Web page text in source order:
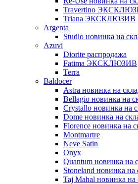
Travertino
Triana ЭКСКЛЮЗИВ
Argenta
Studio новинка на
Azuvi
Diorite распродажа
Fatima ЭКСКЛЮЗИВ
Terra
Baldoсer
Astra новинка на
Bellagio новинка на
Crystallo новинка на
Dome новинка на
Florence новинка на
Montmartre
Neve Satin
Onyx
Quantum новинка на
Stoneland новинка на
Taj Mahal новинка на